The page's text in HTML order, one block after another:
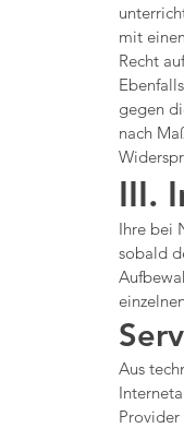
mit
Recht
gegen
nach
III.
Ihre bei
sobald
Aus
Provider